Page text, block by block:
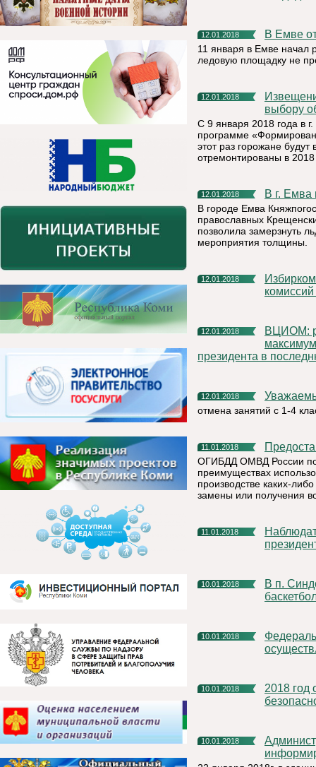
12.01.2018 В Емве
11 января в Емве начал
ледовую площадку не
12.01.2018
Извещение о проведении общественного обсуждения по
выбору
С 9 января 2018 года в
программе
этот раз горожане
отремонтированы в
12.01.2018 В г.
В городе Емва
православных
позволила замерзнуть
мероприятия толщины.
12.01.2018
Избирком Коми утвердил график работы участковых
12.01.2018
ВЦИОМ: рейтинг доверия Путину в декабре достиг
президента в
12.01.2018
отмена занятий с 1-4
11.01.2018
ОГИБДД ОМВД России по
преимуществах
производстве каких-
замены или получения
11.01.2018
Наблюдатели от США войдут в состав миссии ОБСЕ на
10.01.2018
В п. Синдор проходит Первенство Республики Коми по
10.01.2018
Федеральной службой по труду и занятости активно
10.01.2018
2018 год объявлен в МЧС России Годом культуры
10.01.2018
Администрация муниципального района «Княжпогостский»